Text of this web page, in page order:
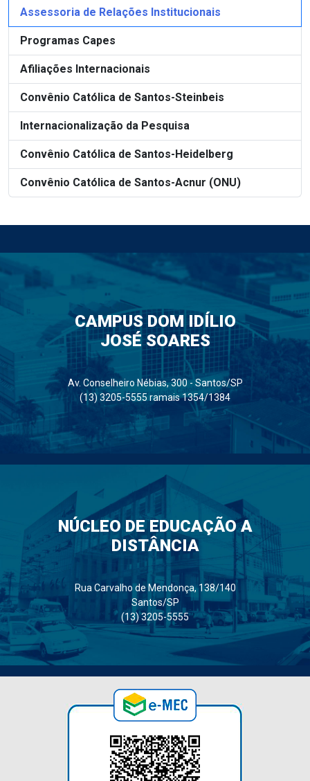
Assessoria de Relações Institucionais
Programas Capes
Afiliações Internacionais
Convênio Católica de Santos-Steinbeis
Internacionalização da Pesquisa
Convênio Católica de Santos-Heidelberg
Convênio Católica de Santos-Acnur (ONU)
CAMPUS DOM IDÍLIO
JOSÉ SOARES
Av. Conselheiro Nébias, 300 - Santos/SP
(13) 3205-5555 ramais 1354/1384
NÚCLEO DE EDUCAÇÃO A
DISTÂNCIA
Rua Carvalho de Mendonça, 138/140
Santos/SP
(13) 3205-5555